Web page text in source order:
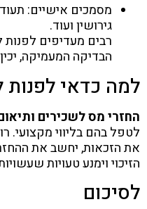
מסמכים אישיים:
גירושין ועוד.
רבים מעדיפים
הבדיקה המעמיקה,
למה כדאי לפנות
החזרי מס לשכירים
לטפל בהם בליווי מקצועי.
את הזכאות, יחשב את
הזיכוי וימנע טעויות
לסיכום